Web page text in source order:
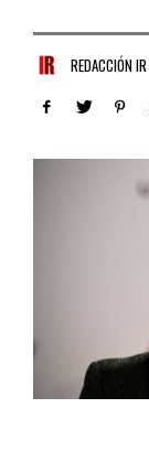
REDACCIÓN IR